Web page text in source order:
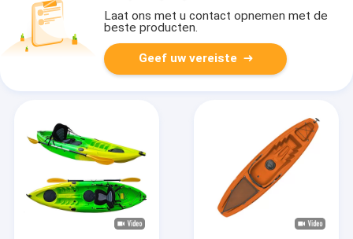
Laat ons met u contact opnemen met de
beste producten.
Geef uw vereiste